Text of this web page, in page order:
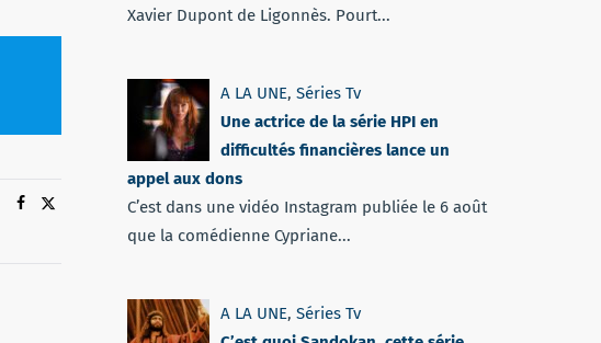
Xavier Dupont de Ligonnès. Pourt...
A LA UNE, Séries Tv
Une actrice de la série HPI en
difficultés financières lance un
appel aux dons
C’est dans une vidéo Instagram publiée le 6 août
que la comédienne Cypriane...
A LA UNE, Séries Tv